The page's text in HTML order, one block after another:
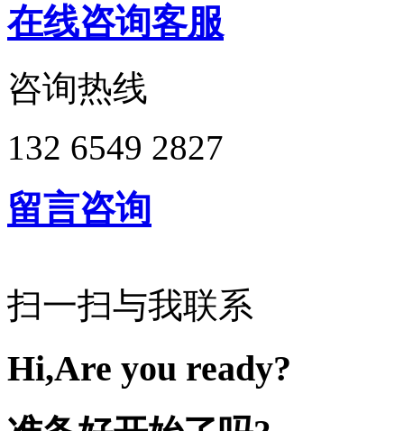
在线咨询客服
咨询热线
132 6549 2827
留言咨询
扫一扫与我联系
Hi,Are you ready?